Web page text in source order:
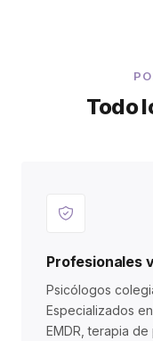
Todo
Profesionales
Psicólogos
Especializados
EMDR, terapia